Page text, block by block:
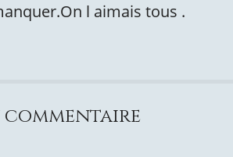
l aimais tous .
commentaire